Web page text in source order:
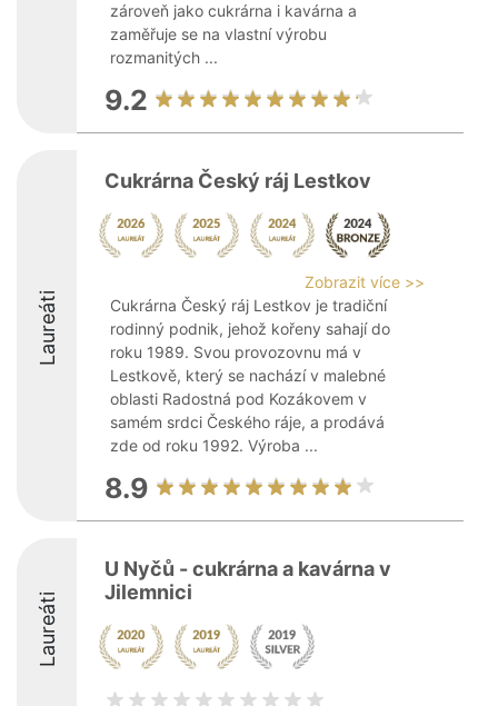
zároveň jako cukrárna i kavárna a
zaměřuje se na vlastní výrobu
rozmanitých ...
9.2
Laureáti
Cukrárna Český ráj Lestkov
Zobrazit více >>
Cukrárna Český ráj Lestkov je tradiční
rodinný podnik, jehož kořeny sahají do
roku 1989. Svou provozovnu má v
Lestkově, který se nachází v malebné
oblasti Radostná pod Kozákovem v
samém srdci Českého ráje, a prodává
zde od roku 1992. Výroba ...
8.9
Laureáti
U Nyčů - cukrárna a kavárna v
Jilemnici